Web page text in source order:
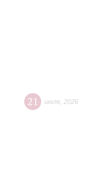
21 июля 2026